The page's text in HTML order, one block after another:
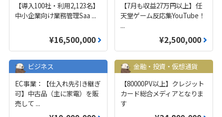
【導入100社・利用2,123名】
中小企業向け業務管理Saa ...
¥16,500,000
【7月も収益27万円以上】任
天堂ゲーム反応集YouTube！
...
¥2,500,000
ビジネス
EC事業：【仕入れ先引き継ぎ
可】中古品（主に家電）を販
売して ...
金融・投資・仮想通貨
【80000PV以上】クレジット
カード総合メディアとなりま
す